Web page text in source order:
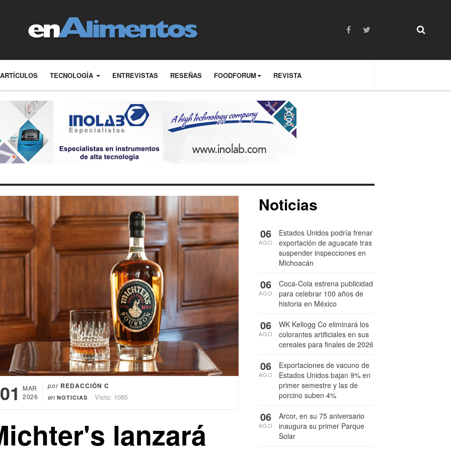
ARTÍCULOS TECNOLOGÍA ENTREVISTAS RESEÑAS FOODFORUM REVISTA
01
MAR
2026
por REDACCIÓN C
en NOTICIAS Visto: 1085
lanzará
Noticias
Estados Unidos podría frenar
exportación de aguacate tras
suspender inspecciones en
Michoacán
06
AGO
Coca-Cola estrena publicidad
para celebrar 100 años de
historia en México
06
AGO
WK Kellogg Co eliminará los
colorantes artificiales en sus
cereales para finales de 2026
06
AGO
Exportaciones de vacuno de
Estados Unidos bajan 9% en
primer semestre y las de
porcino suben 4%
06
AGO
Arcor, en su 75 aniversario
inaugura su primer Parque
Solar
06
AGO